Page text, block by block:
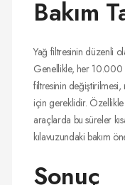
Bakım
Yağ filtresinin düzenli
Genellikle, her
filtresinin değiştirilmesi,
için gereklidir. Özellikle
araçlarda bu süreler
kılavuzundaki bakım
Sonuç